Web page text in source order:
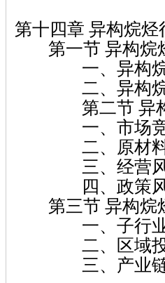
第十四章 异构烷
第一节 异构烷
一、异构烷烃
二、异构烷烃
第二节 异构烷
一、市场竞
二、原材料价
三、经营风
四、政策风
第三节 异构烷
一、子行业
二、区域投
三、产业链